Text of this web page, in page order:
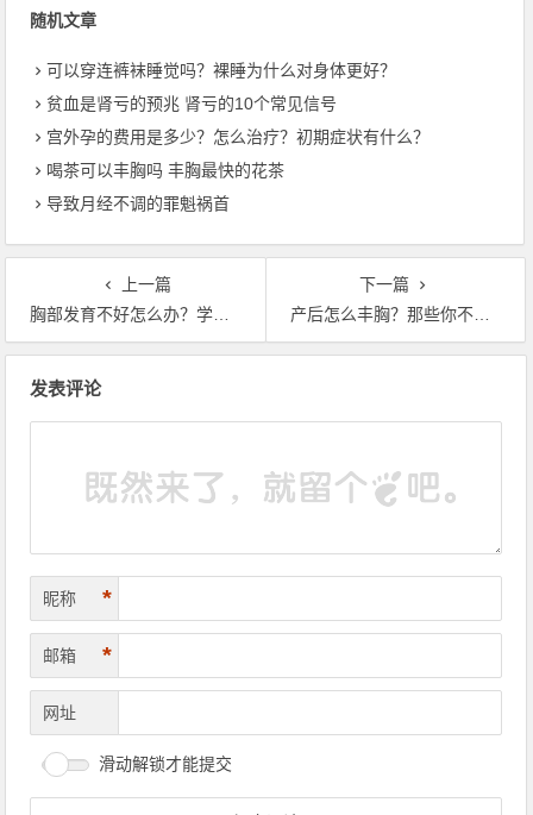
随机文章
可以穿连裤袜睡觉吗？裸睡为什么对身体更好？
贫血是肾亏的预兆 肾亏的10个常见信号
宫外孕的费用是多少？怎么治疗？初期症状有什么？
喝茶可以丰胸吗 丰胸最快的花茶
导致月经不调的罪魁祸首
上一篇
胸部发育不好怎么办？学会这手法就行
下一篇
产后怎么丰胸？那些你不知道的秘诀
发表评论
昵称 *
邮箱 *
网址
滑动解锁才能提交